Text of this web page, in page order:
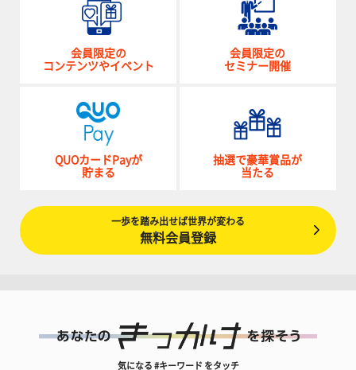
会員限定の
コンテンツやイベント
会員限定の
セミナー開催
QUOカードPayが
貯まる
抽選で豪華賞品が
当たる
一歩を踏み出せば世界が変わる
無料会員登録
気になる #キーワード をタッチ